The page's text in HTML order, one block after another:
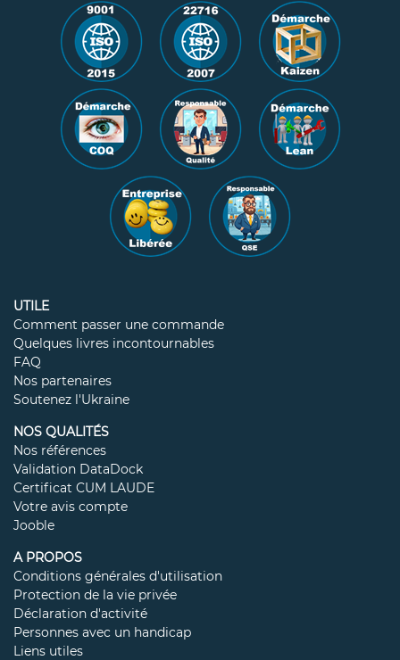
UTILE
Comment passer une commande
Quelques livres incontournables
FAQ
Nos partenaires
Soutenez l'Ukraine
NOS QUALITÉS
Nos références
Validation DataDock
Certificat CUM LAUDE
Votre avis compte
Jooble
A PROPOS
Conditions générales d'utilisation
Protection de la vie privée
Déclaration d'activité
Personnes avec un handicap
Liens utiles